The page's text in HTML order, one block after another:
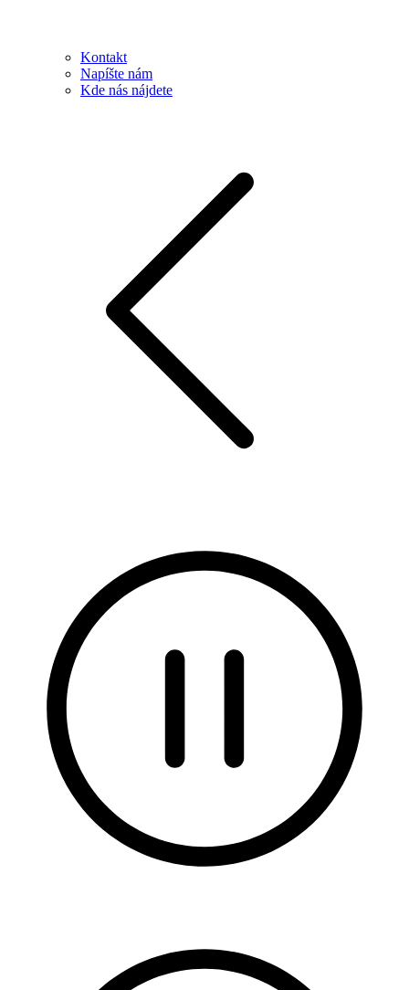
Kontakt
Napíšte nám
Kde nás nájdete